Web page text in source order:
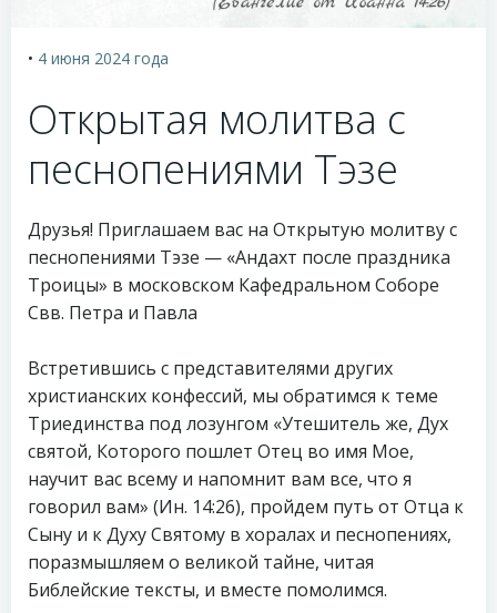
• 4 июня 2024 года
Открытая молитва с
песнопениями Тэзе
Друзья! Приглашаем вас на Открытую молитву с
песнопениями Тэзе — «Андахт после праздника
Троицы» в московском Кафедральном Соборе
Свв. Петра и Павла
Встретившись с представителями других
христианских конфессий, мы обратимся к теме
Триединства под лозунгом «Утешитель же, Дух
святой, Которого пошлет Отец во имя Мое,
научит вас всему и напомнит вам все, что я
говорил вам» (Ин. 14:26), пройдем путь от Отца к
Сыну и к Духу Святому в хоралах и песнопениях,
поразмышляем о великой тайне, читая
Библейские тексты, и вместе помолимся.